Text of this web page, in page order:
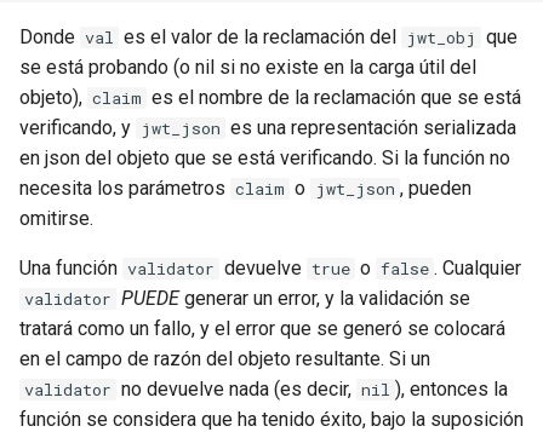
phantom-token
pipelog
postgres
proxy-connect
push-stream
rdns
Donde val es el valor de la reclamación del jwt_obj
que
se está probando (o nil si no existe en la carga útil del
objeto), claim es el nombre de la reclamación que se está
verificando, y jwt_json es una representación serializada
en json del objeto que se está verificando. Si la función no
necesita los parámetros claim o jwt_json , pueden
omitirse.
Una función validator devuelve true o false . Cualquier
validator PUEDEgenerar un error, y la validación se
tratará como un fallo, y el error que se generó se colocará
en el campo de razón del objeto resultante. Si un
validator no devuelve nada (es decir, nil ), entonces la
función se considera que ha tenido éxito, bajo la suposición